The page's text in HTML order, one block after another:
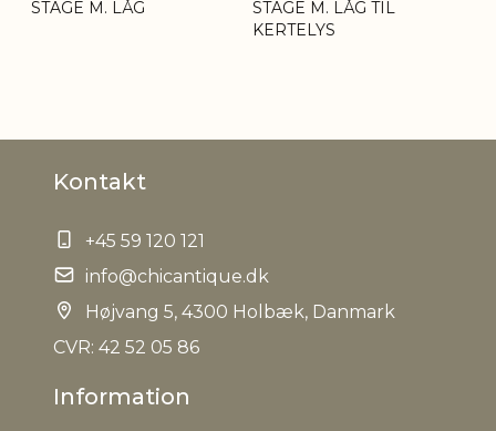
STAGE M. LÅG
STAGE M. LÅG TIL
KERTELYS
Kontakt
+45 59 120 121
info@chicantique.dk
Højvang 5, 4300 Holbæk, Danmark
CVR: 42 52 05 86
Information